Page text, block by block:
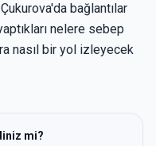
bağlantılar
nelere sebep
nasıl bir yol izleyecek
mi?